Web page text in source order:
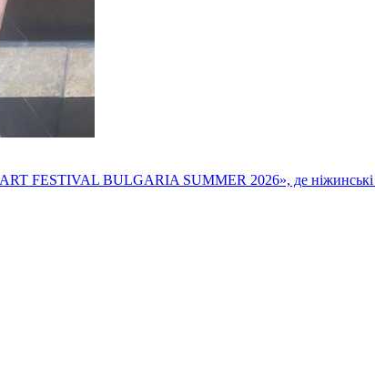
FESTIVAL BULGARIA SUMMER 2026», де ніжинські